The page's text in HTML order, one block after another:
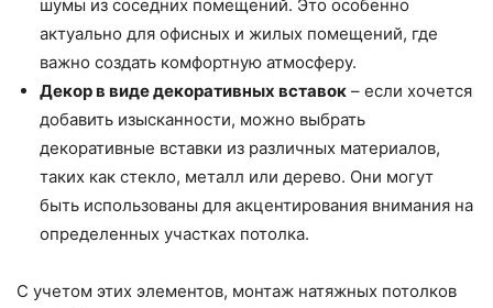
шумы из соседних помещений. Это особенно
актуально для офисных и жилых помещений, где
важно создать комфортную атмосферу.
Декор в виде декоративных вставок – если хочется
добавить изысканности, можно выбрать
декоративные вставки из различных материалов,
таких как стекло, металл или дерево. Они могут
быть использованы для акцентирования внимания на
определенных участках потолка.
С учетом этих элементов, монтаж натяжных потолков